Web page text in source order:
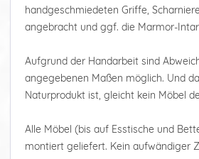
handgeschmiedeten Griffe,
angebracht und ggf. die Marmor-
Aufgrund der Handarbeit sind
angegebenen Maßen möglich. Und
Naturprodukt ist, gleicht kein Möbel
Alle Möbel (bis auf Esstische und
montiert geliefert. Kein aufwändiger